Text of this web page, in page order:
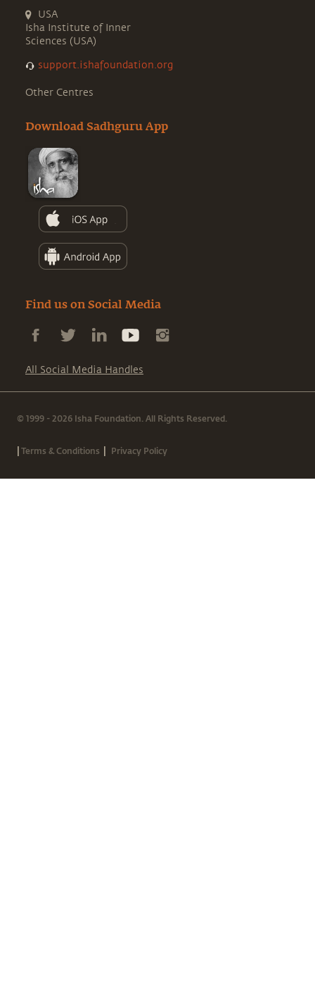
USA
Isha Institute of Inner
Sciences (USA)
support.ishafoundation.org
Other Centres
Download Sadhguru App
Find us on Social Media
All Social Media Handles
© 1999 - 2026 Isha Foundation. All Rights Reserved.
|Terms & Conditions | Privacy Policy